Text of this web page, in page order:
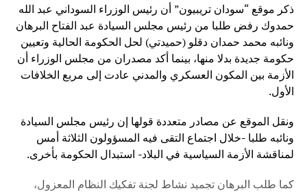
ذكر موقع “سودان تريبيون” أن رئيس الوزراء السوداني عبد الله
حمدوك رفض طلبا من رئيس مجلس السيادة عبد الفتاح البرهان
ونائبه محمد حمدان دقلو (حميدتي) لحل الحكومة الحالية وتعيين
حكومة جديدة بدلا منها، بينما أكد مصدران من مجلس الوزراء أن
الأزمة بين المكون العسكري والمدني عادت إلى مربع الخلافات
الأول.
ونقل الموقع عن مصادر متعددة قولها إن رئيس مجلس السيادة
ونائبه طلبا -خلال اجتماع التقى فيه المسؤولون الثلاثة أمس
لمناقشة الأزمة السياسية في البلاد- استبدال الحكومة بأخرى.
كما طلب البرهان تجميد نشاط لجنة تفكيك النظام المعزول،